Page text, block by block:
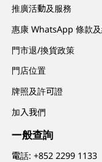
推廣活動及服務
惠康 WhatsApp 條款
門市退/換貨政策
門店位置
牌照及許可證
加入我們
一般查詢
電話:+852 2299 1133